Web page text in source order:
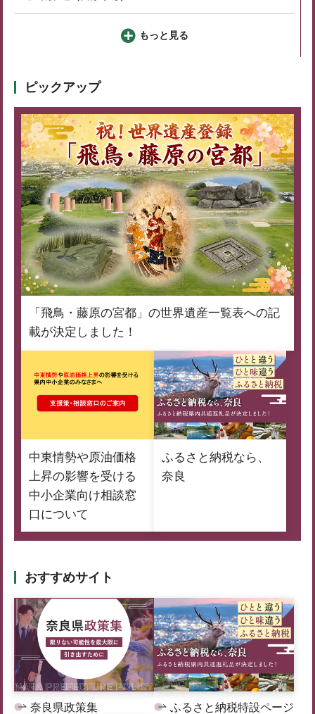
もっと見る
ピックアップ
「飛鳥・藤原の宮都」の世界遺産一覧表への記
載が決定しました！
中東情勢や原油価格
上昇の影響を受ける
中小企業向け相談窓
口について
ふるさと納税なら、
奈良
おすすめサイト
奈良県政策集 ふるさと納税特設ページ